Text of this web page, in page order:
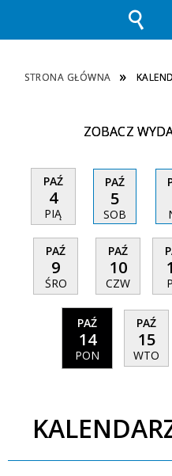
STRONA GŁÓWNA
ZOBACZ
PAŹ
4
PIĄ
PAŹ
5
SOB
PAŹ
9
ŚRO
PAŹ
10
CZW
PAŹ
14
PON
PAŹ
15
WTO